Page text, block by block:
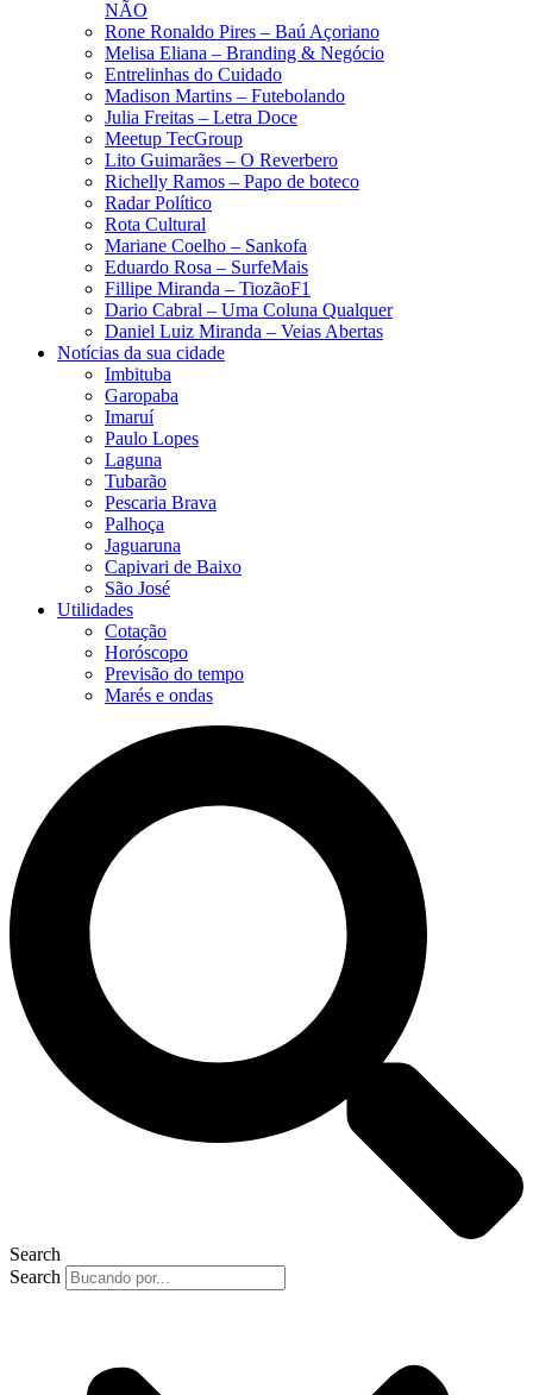
NÃO
Rone Ronaldo Pires – Baú Açoriano
Melisa Eliana – Branding & Negócio
Entrelinhas do Cuidado
Madison Martins – Futebolando
Julia Freitas​ – Letra Doce
Meetup TecGroup
Lito Guimarães – O Reverbero
Richelly Ramos​ – Papo de boteco
Radar Político
Rota Cultural
Mariane Coelho – Sankofa
Eduardo Rosa​ – SurfeMais
Fillipe Miranda – TiozãoF1
Dario Cabral – Uma Coluna Qualquer
Daniel Luiz Miranda – Veias Abertas
Notícias da sua cidade
Imbituba
Garopaba
Imaruí
Paulo Lopes
Laguna
Tubarão
Pescaria Brava
Palhoça
Jaguaruna
Capivari de Baixo
São José
Utilidades
Cotação
Horóscopo
Previsão do tempo
Marés e ondas
Search
Search